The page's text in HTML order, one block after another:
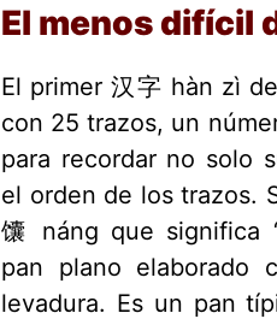
El menos difícil
El primer 汉字 hàn zì
con 25 trazos, un
para recordar no solo
el orden de los trazos.
馕 náng que significa
pan plano elaborado
levadura. Es un pan